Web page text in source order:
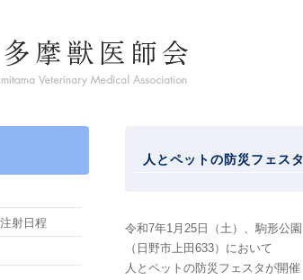
人とペットの防災フェスタ
令和7年1月25日（土）、駒形公園
（日野市上田633）において
人とペットの防災フェスタが開催
射日程